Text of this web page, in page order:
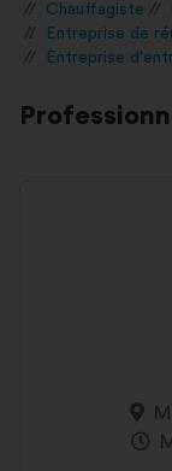
Chauffagiste
Entreprise de
Entreprise